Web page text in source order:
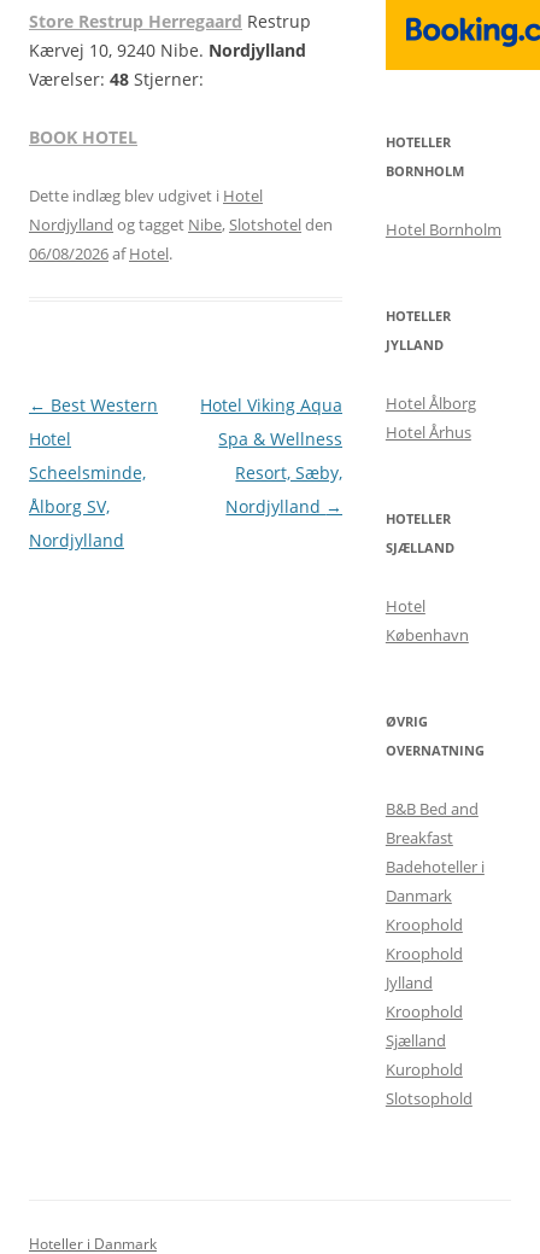
SØNDERJYLLAND
Store Restrup Herregaard Restrup
Kærvej 10, 9240 Nibe. Nordjylland
Værelser: 48 Stjerner:
BOOK HOTEL
Dette indlæg blev udgivet i Hotel
Nordjylland og tagget Nibe,Slotshotelden
06/08/2026afHotel.
Indlægsnavigation
← Best Western
Hotel
Scheelsminde,
Ålborg SV,
Nordjylland
Hotel Viking Aqua
Spa & Wellness
Resort, Sæby,
Nordjylland →
HOTELLER
BORNHOLM
Hotel Bornholm
HOTELLER
JYLLAND
Hotel Ålborg
Hotel Århus
HOTELLER
SJÆLLAND
Hotel
København
ØVRIG
OVERNATNING
B&B Bed and
Breakfast
Badehoteller i
Danmark
Kroophold
Kroophold
Jylland
Kroophold
Sjælland
Kurophold
Slotsophold
Hoteller i Danmark